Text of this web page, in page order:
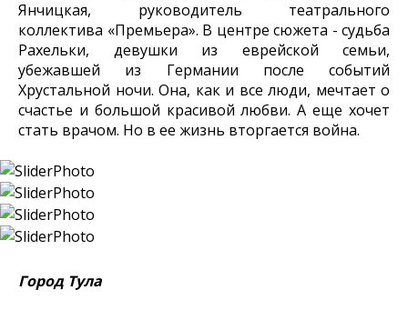
Янчицкая, руководитель театрального
коллектива «Премьера». В центре сюжета - судьба
Рахельки, девушки из еврейской семьи,
убежавшей из Германии после событий
Хрустальной ночи. Она, как и все люди, мечтает о
счастье и большой красивой любви. А еще хочет
стать врачом. Но в ее жизнь вторгается война.
Город Тула